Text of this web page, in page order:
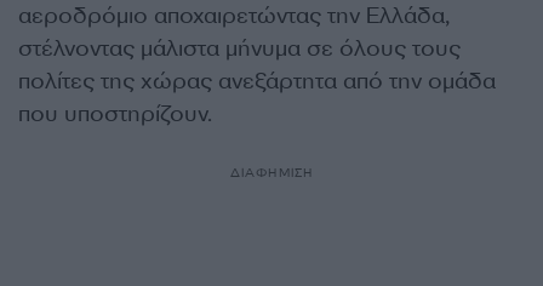
αεροδρόμιο αποχαιρετώντας την Ελλάδα,
στέλνοντας μάλιστα μήνυμα σε όλους τους
πολίτες της χώρας ανεξάρτητα από την ομάδα
που υποστηρίζουν.
ΔΙΑΦΗΜΙΣΗ